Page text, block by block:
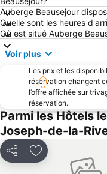
Auberge Beausejour
Quelle sont les heures
Où est situé Auberge
Voir plus
Les prix et les
réservation changent
l’offre affichée sur
réservation.
Parmi les Hôtels
Joseph-de-la-
PartagerAjouter à mes